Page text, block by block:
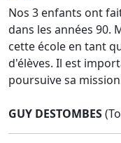
Nos 3 enfants ont
dans les années 90.
cette école en tant
d'élèves. Il est
poursuive sa
GUY DESTOMBES